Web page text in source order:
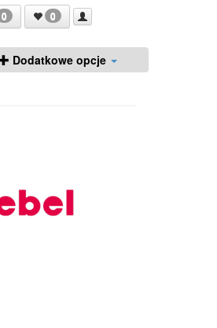
0 0
Dodatkowe opcje